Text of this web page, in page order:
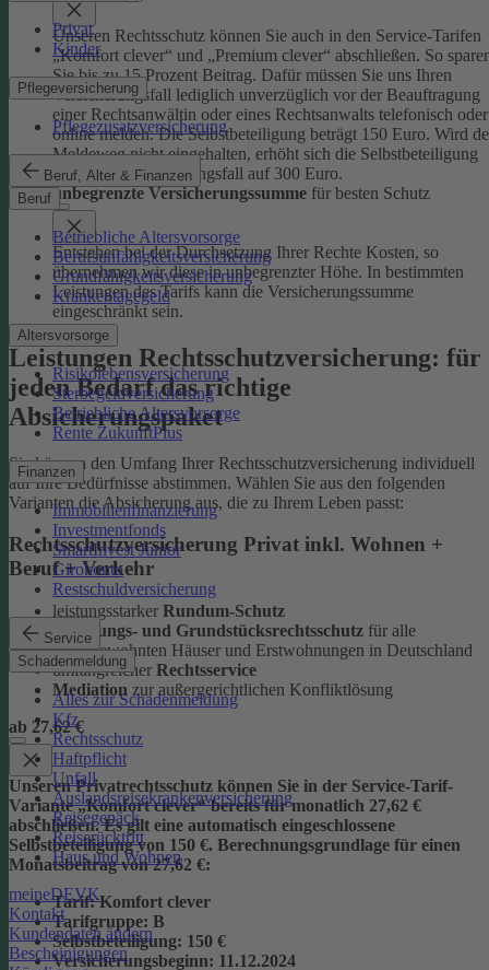
Privat
Kinder
Pflegeversicherung
Pflegezusatzversicherung
Beruf, Alter & Finanzen
Beruf
Betriebliche Altersvorsorge
Berufsunfähigkeitsversicherung
Grundfähigkeitsversicherung
Krankentagegeld
Altersvorsorge
Risikolebensversicherung
Sterbegeldversicherung
Betriebliche Altersvorsorge
Rente ZukunftPlus
Finanzen
Immobilienfinanzierung
Investmentfonds
SmartInvest Junior
Girokonto
Restschuldversicherung
Service
Schadenmeldung
Alles zur Schadenmeldung
Kfz
Rechtsschutz
Haftpflicht
Unfall
Auslandsreisekrankenversicherung
Reisegepäck
Reiserücktritt
Haus und Wohnen
meineDEVK
Kontakt
Kundendaten ändern
Bescheinigungen
Unseren Rechtsschutz können Sie auch in den Service-Tarifen
„Komfort clever“ und „Premium clever“ abschließen. So
Sie bis zu 15 Prozent Beitrag. Dafür müssen Sie uns Ihren
Versicherungsfall lediglich unverzüglich vor der Beauftragung
einer Rechtsanwältin oder eines Rechtsanwalts telefonisch oder
online melden. Die Selbstbeteiligung beträgt 150 Euro. Wird
Meldeweg nicht eingehalten, erhöht sich die Selbstbeteiligung
für diesen Versicherungsfall auf 300 Euro.
unbegrenzte Versicherungssumme für besten Schutz
Entstehen bei der Durchsetzung Ihrer Rechte Kosten, so
übernehmen wir diese in unbegrenzter Höhe. In bestimmten
Leistungen des Tarifs kann die Versicherungssumme
eingeschränkt sein.
Leistungen Rechtsschutzversicherung: für
jeden Bedarf das richtige
Absicherungspaket
Sie können den Umfang Ihrer Rechtsschutzversicherung individuell
auf Ihre Bedürfnisse abstimmen. Wählen Sie aus den folgenden
Varianten die Absicherung aus, die zu Ihrem Leben passt:
Rechtsschutzversicherung Privat inkl. Wohnen +
Beruf + Verkehr
leistungsstarker Rundum-Schutz
Wohnungs- und Grundstücksrechtsschutz für alle
selbstbewohnten Häuser und Erstwohnungen in Deutschland
umfangreicher Rechtsservice
Mediation zur außergerichtlichen Konfliktlösung
ab 27,62 €
Unseren Privatrechtsschutz können Sie in der Service-Tarif-
Variante „Komfort clever“ bereits für monatlich 27,62 €
abschließen. Es gilt eine automatisch eingeschlossene
Selbstbeteiligung von 150 €. Berechnungsgrundlage für einen
Monatsbeitrag von 27,62 €:
Tarif: Komfort clever
Tarifgruppe: B
Selbstbeteiligung: 150 €
Versicherungsbeginn: 11.12.2024